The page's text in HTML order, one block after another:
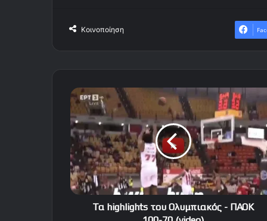
Κοινοποίηση
Τα
highlights
του
Ολυμπιακός
-
ΠΑΟΚ
100-
70
(video)
Τα highlights του Ολυμπιακός - ΠΑΟΚ